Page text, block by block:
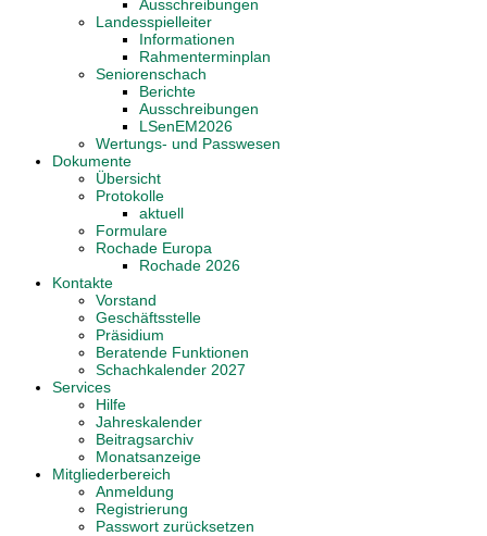
Ausschreibungen
Landesspielleiter
Informationen
Rahmenterminplan
Seniorenschach
Berichte
Ausschreibungen
LSenEM2026
Wertungs- und Passwesen
Dokumente
Übersicht
Protokolle
aktuell
Formulare
Rochade Europa
Rochade 2026
Kontakte
Vorstand
Geschäftsstelle
Präsidium
Beratende Funktionen
Schachkalender 2027
Services
Hilfe
Jahreskalender
Beitragsarchiv
Monatsanzeige
Mitgliederbereich
Anmeldung
Registrierung
Passwort zurücksetzen